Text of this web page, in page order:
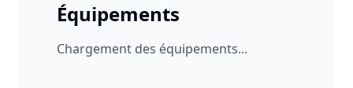
Équipements
Chargement des équipements...